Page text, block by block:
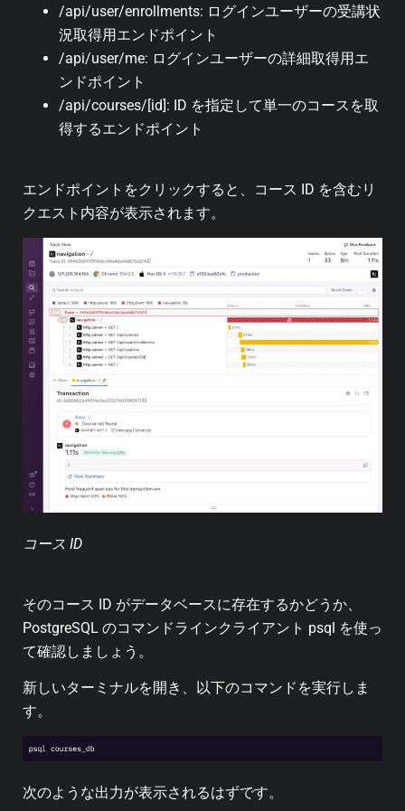
/api/user/enrollments: ログインユーザーの受講状
況取得用エンドポイント
/api/user/me: ログインユーザーの詳細取得用エ
ンドポイント
/api/courses/[id]: ID を指定して単一のコースを取
得するエンドポイント
エンドポイントをクリックすると、コース ID を含むリ
クエスト内容が表示されます。
コース ID
そのコース ID がデータベースに存在するかどうか、
PostgreSQL のコマンドラインクライアント psql を使っ
て確認しましょう。
新しいターミナルを開き、以下のコマンドを実行しま
す。
次のような出力が表示されるはずです。